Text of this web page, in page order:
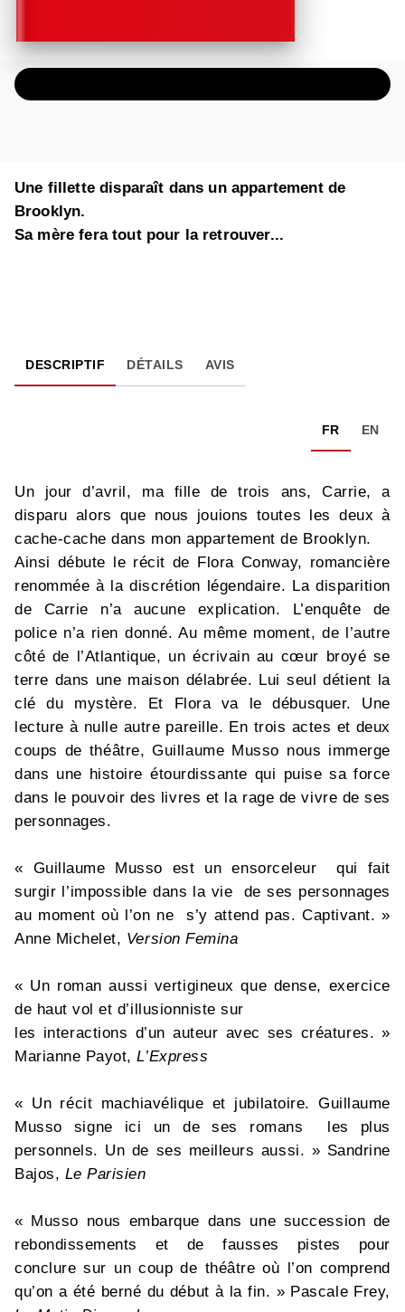
Une fillette disparaît dans un appartement de
Brooklyn.
Sa mère fera tout pour la retrouver...
DESCRIPTIF DÉTAILS AVIS
FR EN
Un jour d’avril, ma fille de trois ans, Carrie, a
disparu alors que nous jouions toutes les deux à
cache-cache dans mon appartement de Brooklyn.
Ainsi débute le récit de Flora Conway, romancière
renommée à la discrétion légendaire. La disparition
de Carrie n’a aucune explication. L’enquête de
police n’a rien donné. Au même moment, de l’autre
côté de l’Atlantique, un écrivain au cœur broyé se
terre dans une maison délabrée. Lui seul détient la
clé du mystère. Et Flora va le débusquer. Une
lecture à nulle autre pareille. En trois actes et deux
coups de théâtre, Guillaume Musso nous immerge
dans une histoire étourdissante qui puise sa force
dans le pouvoir des livres et la rage de vivre de ses
personnages.
« Guillaume Musso est un ensorceleur qui fait
surgir l’impossible dans la vie de ses personnages
au moment où l’on ne s’y attend pas. Captivant. »
Anne Michelet, Version Femina
« Un roman aussi vertigineux que dense, exercice
de haut vol et d’illusionniste sur
les interactions d’un auteur avec ses créatures. »
Marianne Payot,L’Express
« Un récit machiavélique et jubilatoire. Guillaume
Musso signe ici un de ses romans les plus
personnels. Un de ses meilleurs aussi. » Sandrine
Bajos, Le Parisien
« Musso nous embarque dans une succession de
rebondissements et de fausses pistes pour
conclure sur un coup de théâtre où l’on comprend
qu’on a été berné du début à la fin. » Pascale Frey,